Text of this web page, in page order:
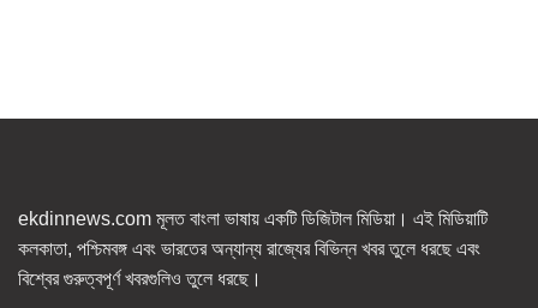
ekdinnews.com মূলত বাংলা ভাষায় একটি ডিজিটাল মিডিয়া। এই মিডিয়াটি
কলকাতা, পশ্চিমবঙ্গ এবং ভারতের অন্যান্য রাজ্যের বিভিন্ন খবর তুলে ধরছে এবং
বিশ্বের গুরুত্বপূর্ণ খবরগুলিও তুলে ধরছে।